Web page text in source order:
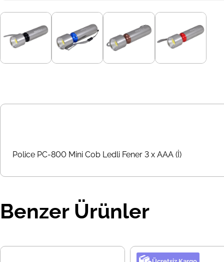
Police PC-800 Mini Cob Ledli Fener 3 x AAA (İ)
Benzer Ürünler